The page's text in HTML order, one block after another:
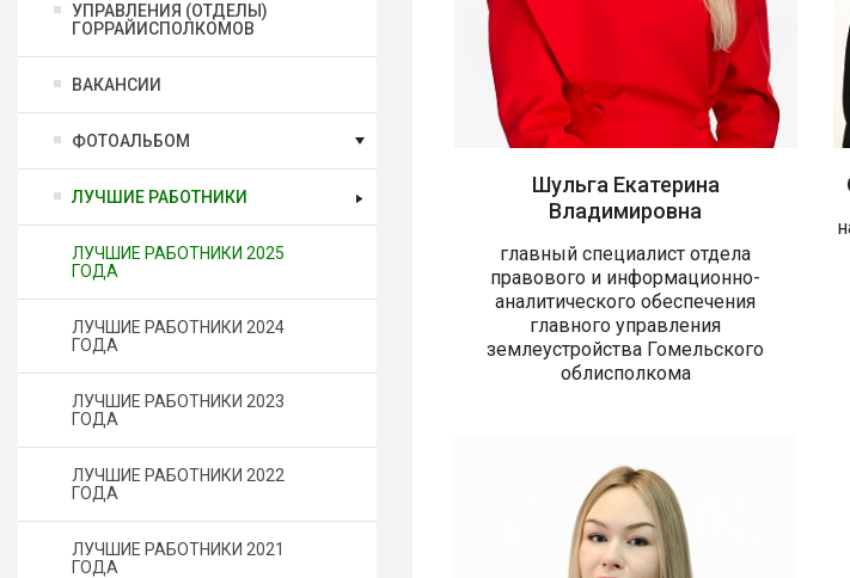
УПРАВЛЕНИЯ (ОТДЕЛЫ)
ГОРРАЙИСПОЛКОМОВ
ВАКАНСИИ
ФОТОАЛЬБОМ
ЛУЧШИЕ РАБОТНИКИ
ЛУЧШИЕ РАБОТНИКИ 2025
ГОДА
ЛУЧШИЕ РАБОТНИКИ 2024
ГОДА
ЛУЧШИЕ РАБОТНИКИ 2023
ГОДА
ЛУЧШИЕ РАБОТНИКИ 2022
ГОДА
ЛУЧШИЕ РАБОТНИКИ 2021
ГОДА
Шульга Екатерина
Владимировна
главный специалист отдела
правового и информационно-
аналитического обеспечения
главного управления
землеустройства Гомельского
облисполкома